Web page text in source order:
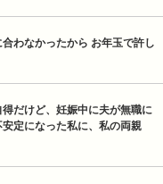
わなかったから お年玉で許し
だけど、妊娠中に夫が無職に
定になった私に、私の両親